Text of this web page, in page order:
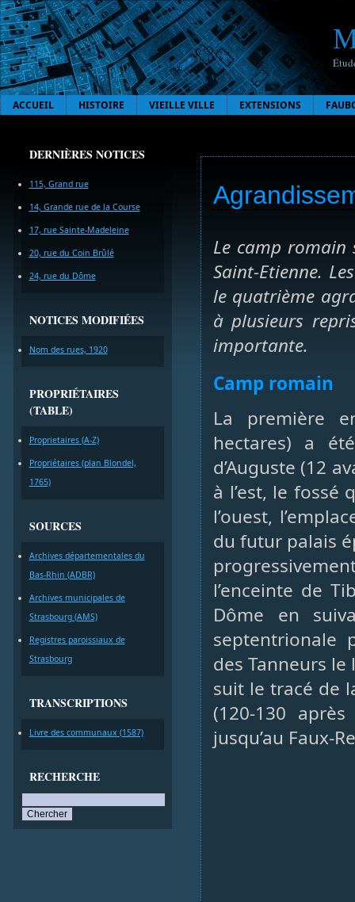
ACCUEIL HISTOIRE VIEILLE VILLE EXTENSIONS
DERNIÈRES NOTICES
115, Grand rue
14, Grande rue de la Course
17, rue Sainte-Madeleine
20, rue du Coin Brûlé
24, rue du Dôme
NOTICES MODIFIÉES
Nom des rues, 1920
PROPRIÉTAIRES
(TABLE)
Proprietaires (A-Z)
Propriétaires (plan Blondel,
1765)
SOURCES
Archives départementales du
Bas-Rhin (ADBR)
Archives municipales de
Strasbourg (AMS)
Registres paroissiaux de
Strasbourg
TRANSCRIPTIONS
Livre des communaux (1587)
RECHERCHE
Le camp romain
Saint-Etienne.
le quatrième
à plusieurs
importante.
Camp romain
La première
hectares) a
d’Auguste (12
à l’est, le
l’ouest,
du futur palais
l’enceinte de
Dôme en
septentrionale
des Tanneurs
suit le tracé de
(120-130
jusqu’au Faux-